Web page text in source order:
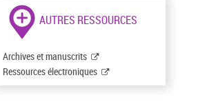
AUTRES RESSOURCES
Archives et manuscrits
Ressources électroniques